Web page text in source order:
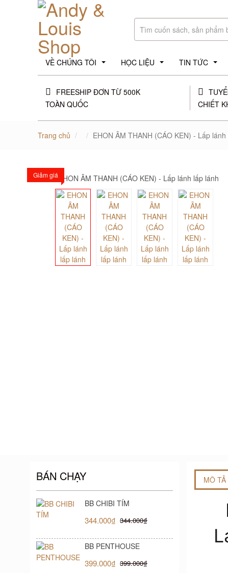
VỀ CHÚNG TÔI HỌC LIỆU TIN TỨC
FREESHIP ĐƠN TỪ 500K
TOÀN QUỐC
CHIẾT
Trang chủ EHON ÂM THANH (CÁO KEN) - Lấp
Giảm giá
BÁN CHẠY
BB CHIBI TÍM
344.000₫ 344.000₫
BB PENTHOUSE
399.000₫ 399.000₫
MÔ